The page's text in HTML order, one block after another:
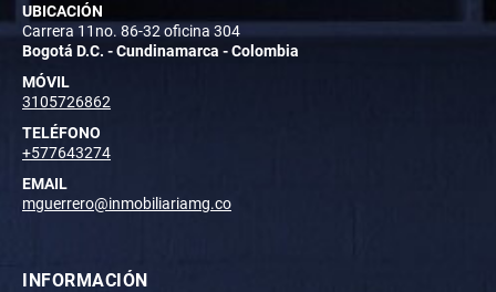
UBICACIÓN
Carrera 11no. 86-32 oficina 304
Bogotá D.C. - Cundinamarca - Colombia
MÓVIL
3105726862
TELÉFONO
+577643274
EMAIL
mguerrero@inmobiliariamg.co
INFORMACIÓN